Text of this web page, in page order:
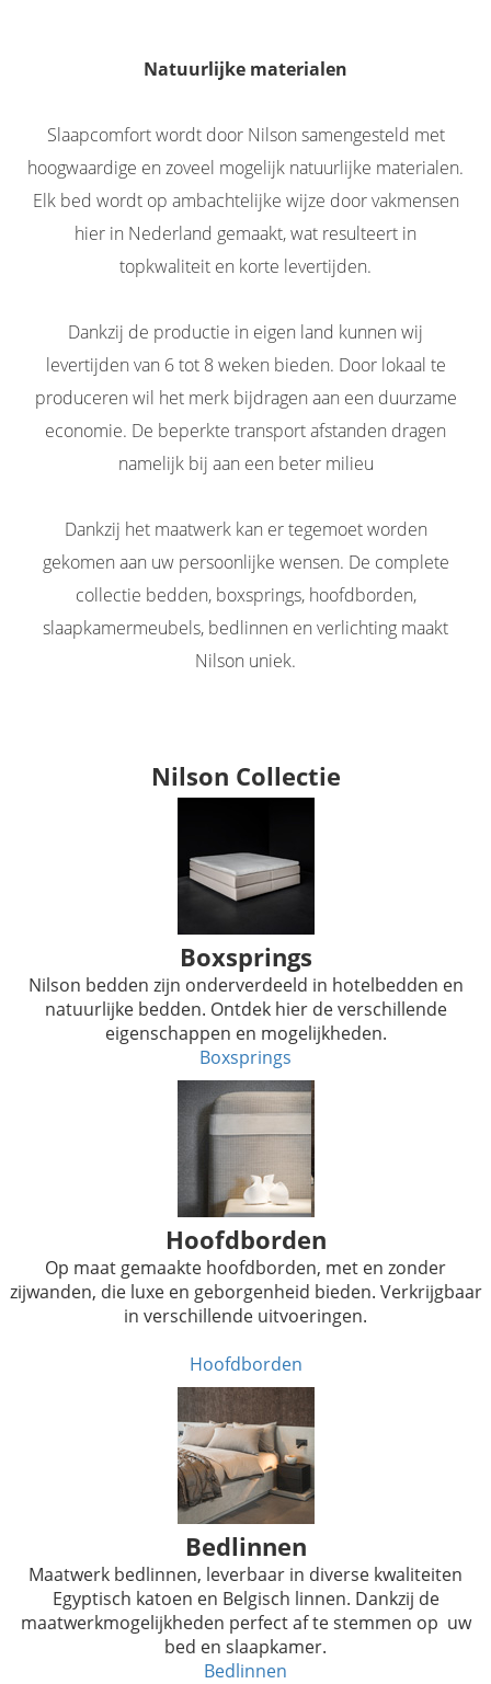
Natuurlijke materialen
Slaapcomfort wordt door Nilson samengesteld met
hoogwaardige en zoveel mogelijk natuurlijke materialen.
Elk bed wordt op ambachtelijke wijze door vakmensen
hier in Nederland gemaakt, wat resulteert in
topkwaliteit en korte levertijden.
Dankzij de productie in eigen land kunnen wij
levertijden van 6 tot 8 weken bieden. Door lokaal te
produceren wil het merk bijdragen aan een duurzame
economie. De beperkte transport afstanden dragen
namelijk bij aan een beter milieu
Dankzij het maatwerk kan er tegemoet worden
gekomen aan uw persoonlijke wensen. De complete
collectie bedden, boxsprings, hoofdborden,
slaapkamermeubels, bedlinnen en verlichting maakt
Nilson uniek.
Nilson Collectie
Boxsprings
Nilson bedden zijn onderverdeeld in hotelbedden en
natuurlijke bedden. Ontdek hier de verschillende
eigenschappen en mogelijkheden.
Boxsprings
Hoofdborden
Op maat gemaakte hoofdborden, met en zonder
zijwanden, die luxe en geborgenheid bieden. Verkrijgbaar
in verschillende uitvoeringen.
Hoofdborden
Bedlinnen
Maatwerk bedlinnen, leverbaar in diverse kwaliteiten
Egyptisch katoen en Belgisch linnen. Dankzij de
maatwerkmogelijkheden perfect af te stemmen op uw
bed en slaapkamer.
Bedlinnen